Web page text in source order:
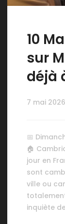
10
sur
déjà
7 mai 2026
📅
🏠
jour en
sont
ville ou
inquiète